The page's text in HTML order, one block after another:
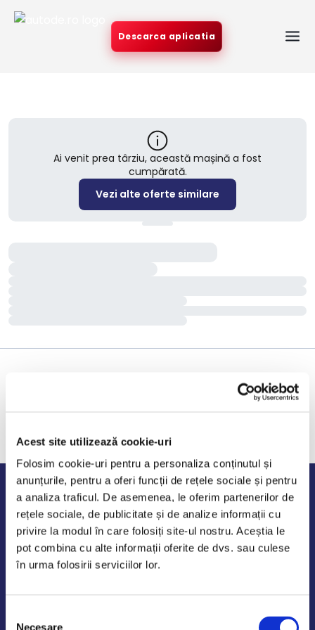
Acest site utilizează cookie-uri
Folosim cookie-uri pentru a personaliza conținutul și
anunțurile, pentru a oferi funcții de rețele sociale și pentru
a analiza traficul. De asemenea, le oferim partenerilor de
rețele sociale, de publicitate și de analize informații cu
privire la modul în care folosiți site-ul nostru. Aceștia le
pot combina cu alte informații oferite de dvs. sau culese
în urma folosirii serviciilor lor.
Necesare
Descarca aplicatia
Ai venit prea târziu, această mașină a fost
cumpărată.
Vezi alte oferte similare
Program de lucru
Luni - Vineri: 09:00-18:00
Sambata - Duminica: 10:00-14:00